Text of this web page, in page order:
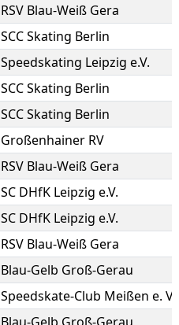
RSV Blau-Weiß Gera
SCC Skating Berlin
Speedskating Leipzig e.V.
SCC Skating Berlin
SCC Skating Berlin
Großenhainer RV
RSV Blau-Weiß Gera
SC DHfK Leipzig e.V.
SC DHfK Leipzig e.V.
RSV Blau-Weiß Gera
Blau-Gelb Groß-Gerau
Speedskate-Club Meißen e. V.